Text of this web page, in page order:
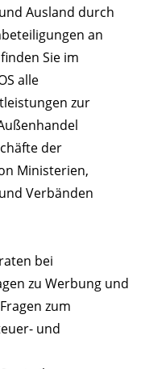
Ausland durch
an
Sie im
alle
zur
der
Ministerien,
Verbänden
bei
zu Werbung und
zum
und